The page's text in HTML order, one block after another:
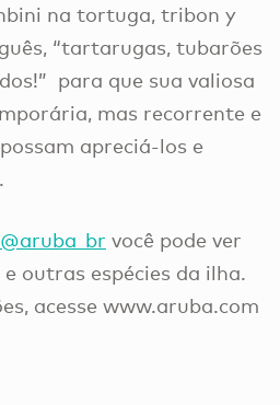
na tortuga, tribon y
“tartarugas, tubarões
para que sua valiosa
mas recorrente e
apreciá-los e
@aruba_br você pode ver
outras espécies da ilha.
acesse www.aruba.com